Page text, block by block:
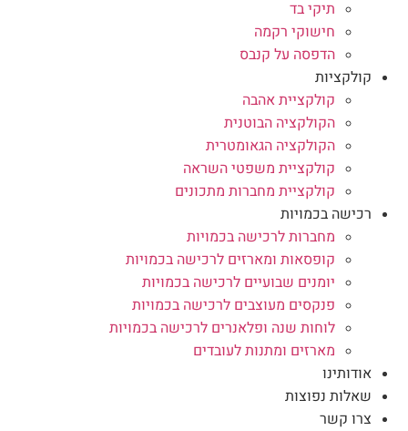
תיקי בד
חישוקי רקמה
הדפסה על קנבס
קולקציות
קולקציית אהבה
הקולקציה הבוטנית
הקולקציה הגאומטרית
קולקציית משפטי השראה
קולקציית מחברות מתכונים
רכישה בכמויות
מחברות לרכישה בכמויות
קופסאות ומארזים לרכישה בכמויות
יומנים שבועיים לרכישה בכמויות
פנקסים מעוצבים לרכישה בכמויות
לוחות שנה ופלאנרים לרכישה בכמויות
מארזים ומתנות לעובדים
אודותינו
שאלות נפוצות
צרו קשר